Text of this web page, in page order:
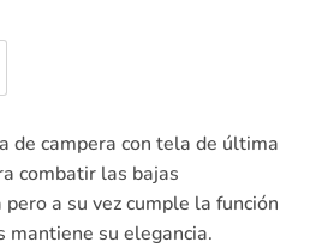
de campera con tela de última
combatir las bajas
a su vez cumple la función
su elegancia.